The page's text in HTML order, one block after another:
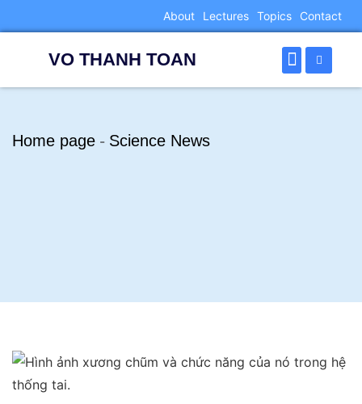
About Lectures Topics Contact
VO THANH TOAN
Home page - Science News